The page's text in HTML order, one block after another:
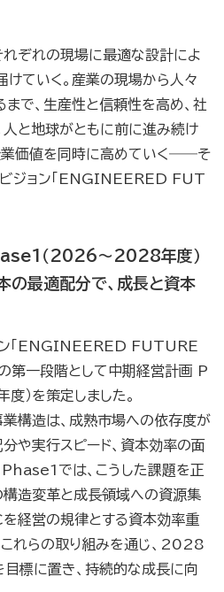
それぞれの現場に最適な設計によ
ていく。産業の現場から人々
まで、生産性と信頼性を高め、社
人と地球がともに前に進み続け
業価値を同時に高めていく――そ
ビジョン「ENGINEERED FUT
（2026～2028年度）
の最適配分で、成長と資本
ン「ENGINEERED FUTURE
第一段階として中期経営計画 P
を策定しました。
業構造は、成熟市場への依存度が
や実行スピード、資本効率の面
では、こうした課題を正
構造変革と成長領域への資源集
経営の規律とする資本効率重
これらの取り組みを通じ、2028
標に置き、持続的な成長に向